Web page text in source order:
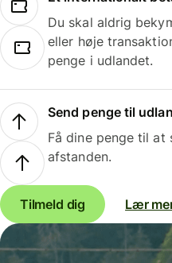
Du skal aldrig
eller høje
penge i udlandet.
Send penge til
Få dine penge til
afstanden.
Tilmeld dig Lær